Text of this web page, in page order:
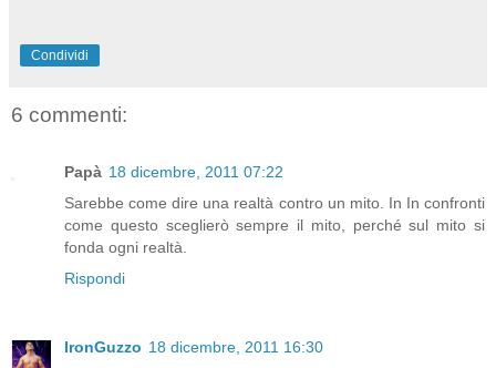
Condividi
6 commenti:
Papà 18 dicembre, 2011 07:22
Sarebbe come dire una realtà contro un mito. In In confronti
come questo sceglierò sempre il mito, perché sul mito si
fonda ogni realtà.
Rispondi
IronGuzzo 18 dicembre, 2011 16:30